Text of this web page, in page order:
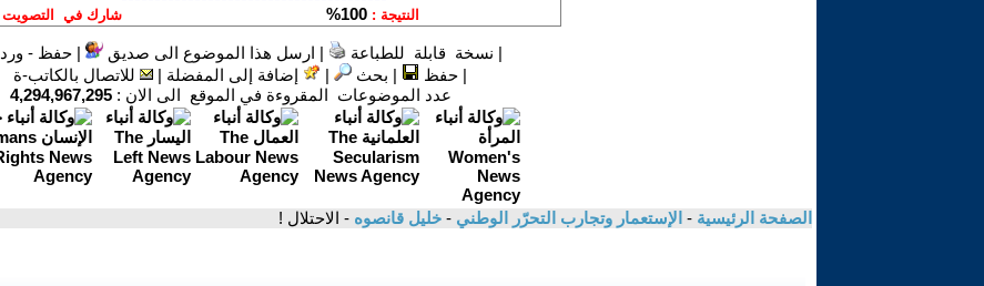
| نسخة قابلة للطباعة | ارسل هذا الموضوع الى صديق |حفظ - ورد
|حفظ | بحث | إضافة إلى المفضلة |
للاتصال بالكاتب-ة
عدد الموضوعات المقروءة في الموقع الى الان : 4,294,967,295
الصفحة الرئيسية - الإستعمار وتجارب التحرّر الوطني - خليل قانصوه - الاحتلال !